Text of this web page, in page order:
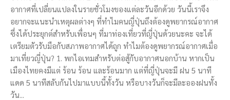
อากาศที่เปลี่ยนแปลงในรายชั่วโมงของแต่ละวันอีกด้วย วันนี้เราจึง
อยากจะแนะนำเหตุผลต่างๆ ที่ทำไมคนญี่ปุ่นถึงต้องดูพยากรณ์อากาศ
ซึ่งได้ประยุกต์สำหรับเพื่อนๆ ที่มาท่องเที่ยวที่ญี่ปุ่นด้วยนะคะ จะได้
เตรียมตัวรับมือกับสภาพอากาศได้ถูก ทำไมต้องดูพยากรณ์อากาศเมื่อ
มาเที่ยวญี่ปุ่น? 1. พกไอเทมสำหรับต่อสู้กับอากาศนอกบ้าน หากเป็น
เมืองไทยคงมีแต่ ร้อน ร้อน และร้อนมาก แต่ที่ญี่ปุ่นจะมี ฝน 5 นาที
แดด 5 นาทีสลับกันไปมาแบบนี้ทั้งวัน หรือบางวันก็จะมีละอองฝนทั้ง
วัน...